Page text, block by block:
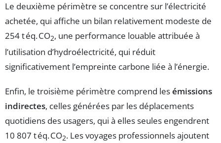
Le deuxième périmètre se concentre sur l’électricité
achetée, qui affiche un bilan relativement modeste de
254 t éq. CO2, une performance louable attribuée à
l’utilisation d’hydroélectricité, qui réduit
significativement l’empreinte carbone liée à l’énergie.
Enfin, le troisième périmètre comprend lesémissions
indirectes, celles générées par les déplacements
quotidiens des usagers, qui à elles seules engendrent
10 807 t éq. CO2. Les voyages professionnels ajoutent